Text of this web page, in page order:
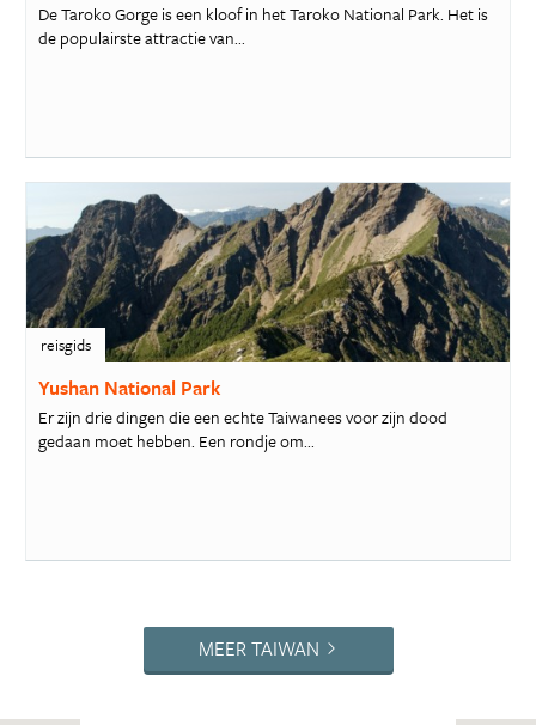
De Taroko Gorge is een kloof in het Taroko National Park. Het is
de populairste attractie van...
reisgids
Yushan National Park
Er zijn drie dingen die een echte Taiwanees voor zijn dood
gedaan moet hebben. Een rondje om...
MEER TAIWAN